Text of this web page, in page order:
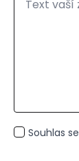
GDPRSouhlas se